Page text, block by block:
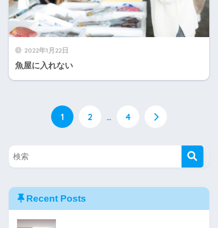
2022年1月22日
魚屋に入れない
1 2 … 4
Recent Posts